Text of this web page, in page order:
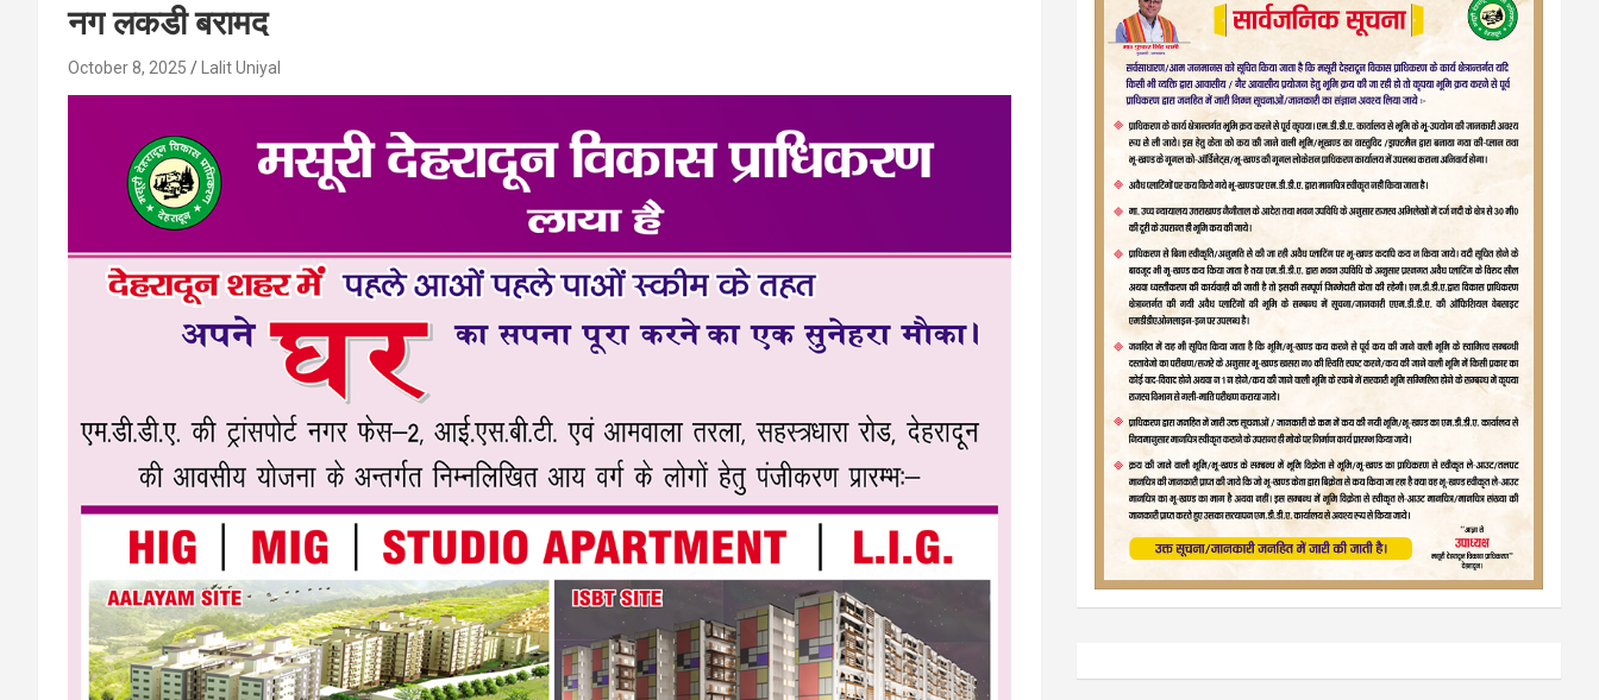
नग लकडी बरामद
October 8, 2025 Lalit Uniyal